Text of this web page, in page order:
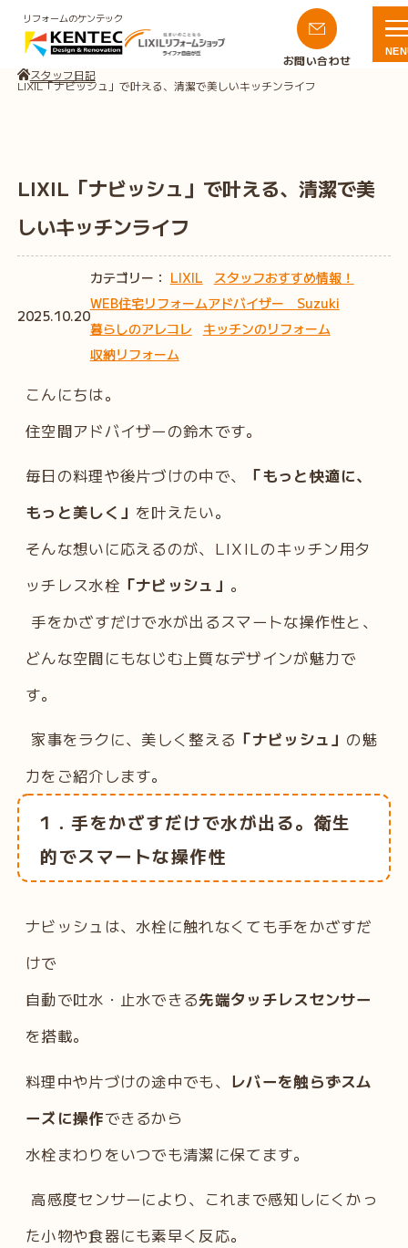
リフォームのケンテック
お問い合わせ
スタッフ日記
LIXIL「ナビッシュ」で叶える、清潔で美しいキッチンライフ
LIXIL「ナビッシュ」で叶える、清潔で美
しいキッチンライフ
2025.10.20
カテゴリー： LIXIL
スタッフおすすめ情報！
WEB住宅リフォームアドバイザー Suzuki
暮らしのアレコレ
キッチンのリフォーム
収納リフォーム
こんにちは。
住空間アドバイザーの鈴木です。
毎日の料理や後片づけの中で、
「もっと快適に、
もっと美しく」 を叶えたい。
そんな想いに応えるのが、LIXILのキッチン用タ
ッチレス水栓 「ナビッシュ」 。
手をかざすだけで水が出るスマートな操作性と、
どんな空間にもなじむ上質なデザインが魅力で
す。
家事をラクに、美しく整える 「ナビッシュ」 の魅
力をご紹介します。
1．手をかざすだけで水が出る。衛生
的でスマートな操作性
ナビッシュは、水栓に触れなくても手をかざすだ
けで
自動で吐水・止水できる先端タッチレスセンサー
を搭載。
料理中や片づけの途中でも、 レバーを触らずスム
ーズに操作できるから
水栓まわりをいつでも清潔に保てます。
高感度センサーにより、これまで感知しにくかっ
た小物や食器にも素早く反応。